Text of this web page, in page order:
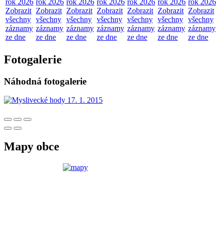
Zobrazit
všechny
záznamy
ze dne
Zobrazit
všechny
záznamy
ze dne
Zobrazit
všechny
záznamy
ze dne
Zobrazit
všechny
záznamy
ze dne
Zobrazit
všechny
záznamy
ze dne
Zobrazit
všechny
záznamy
ze dne
Zobrazit
všechny
záznamy
ze dne
Fotogalerie
Náhodná fotogalerie
Mapy obce